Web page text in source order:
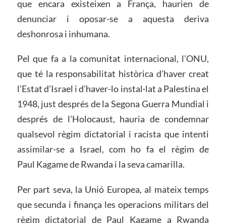
que encara existeixen a França, haurien de
denunciar i oposar-se a aquesta deriva
deshonrosa i inhumana.
Pel que fa a la comunitat internacional, l’ONU,
que té la responsabilitat històrica d’haver creat
l’Estat d’Israel i d’haver-lo instal·lat a Palestina el
1948, just després de la Segona Guerra Mundial i
després de l’Holocaust, hauria de condemnar
qualsevol règim dictatorial i racista que intenti
assimilar-se a Israel, com ho fa el règim de
Paul Kagame de Rwanda i la seva camarilla.
Per part seva, la Unió Europea, al mateix temps
que secunda i finança les operacions militars del
règim dictatorial de Paul Kagame a Rwanda